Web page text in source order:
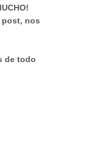
post, nos
de todo